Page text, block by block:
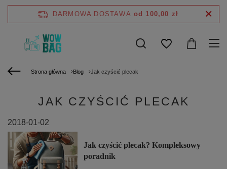
DARMOWA DOSTAWA od 100,00 zł
Strona główna Blog Jak czyścić plecak
JAK CZYŚCIĆ PLECAK
2018-01-02
Jak czyścić plecak? Kompleksowy
poradnik